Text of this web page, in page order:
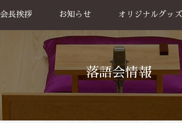
長挨拶 お知らせ オリジナルグッズ
グッズ販売
お買い物方法
落語会情報